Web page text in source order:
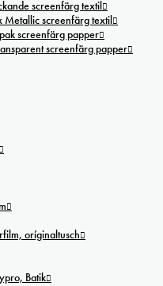
screenfärg textil
Metallic screenfärg textil
screenfärg papper
screenfärg papper
oríginaltusch
Batik